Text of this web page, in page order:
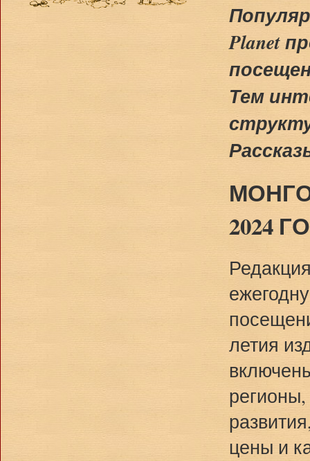
Planet
Тем
2024
летия
регионы,
цены и